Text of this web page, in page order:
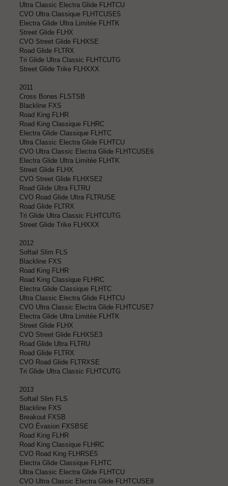
Ultra Classic Electra Glide FLHTCU
CVO Ultra Classique FLHTCUSE5
Electra Glide Ultra Limitée FLHTK
Street Glide FLHX
CVO Street Glide FLHXSE
Road Glide FLTRX
Tri Glide Ultra Classic FLHTCUTG
Street Glide Trike FLHXXX
2011
Cross Bones FLSTSB
Blackline FXS
Road King FLHR
Road King Classique FLHRC
Electra Glide Classique FLHTC
Ultra Classic Electra Glide FLHTCU
CVO Ultra Classic Electra Glide FLHTCUSE6
Electra Glide Ultra Limitée FLHTK
Street Glide FLHX
CVO Street Glide FLHXSE2
Road Glide Ultra FLTRU
CVO Road Glide Ultra FLTRUSE
Road Glide FLTRX
Tri Glide Ultra Classic FLHTCUTG
Street Glide Trike FLHXXX
2012
Softail Slim FLS
Blackline FXS
Road King FLHR
Road King Classique FLHRC
Electra Glide Classique FLHTC
Ultra Classic Electra Glide FLHTCU
CVO Ultra Classic Electra Glide FLHTCUSE7
Electra Glide Ultra Limitée FLHTK
Street Glide FLHX
CVO Street Glide FLHXSE3
Road Glide Ultra FLTRU
Road Glide FLTRX
CVO Road Glide FLTRXSE
Tri Glide Ultra Classic FLHTCUTG
2013
Softail Slim FLS
Blackline FXS
Breakout FXSB
CVO Évasion FXSBSE
Road King FLHR
Road King Classique FLHRC
CVO Road King FLHRSE5
Electra Glide Classique FLHTC
Ultra Classic Electra Glide FLHTCU
CVO Ultra Classic Electra Glide FLHTCUSE8